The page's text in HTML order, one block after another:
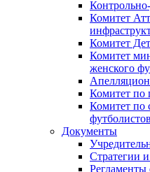
Комитет
Комитет
Комитет
женского
Комитет по
Комитет по
футболистов
Документы
Стратегии